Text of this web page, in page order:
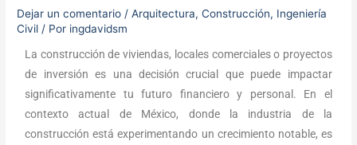
Dejar un comentario /Arquitectura,Construcción, Ingeniería
Civil / Por ingdavidsm
La construcción de viviendas, locales comerciales o proyectos
de inversión es una decisión crucial que puede impactar
significativamente tu futuro financiero y personal. En el
contexto actual de México, donde la industria de la
construcción está experimentando un crecimiento notable, es